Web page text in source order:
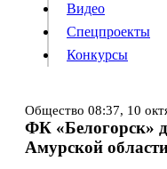
Конкурсы
Информация
Видео
Спецпроекты
Конкурсы
Общество 08:37, 10
ФК «Белогорск»
Амурской